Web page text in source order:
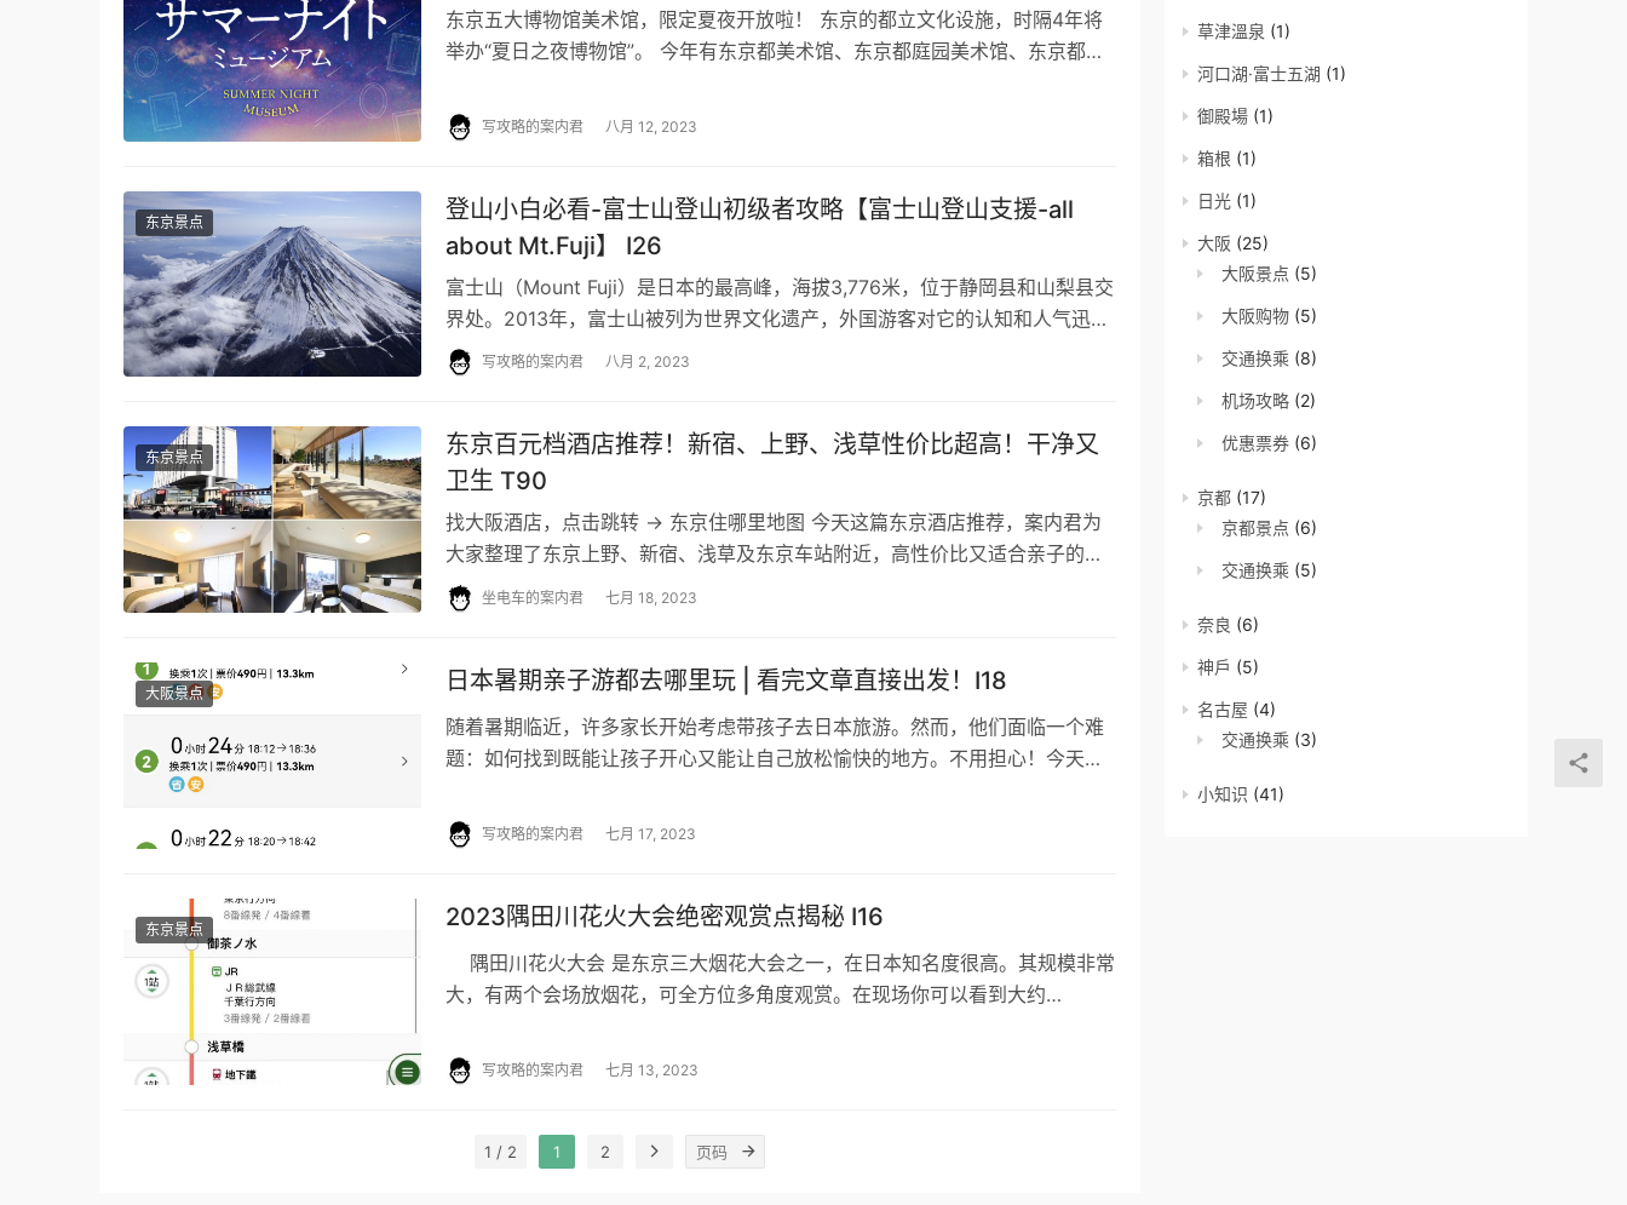
东京五大博物馆美术馆，限定夏夜开放啦！ 东京的都立文化设施，时隔4年将
举办“夏日之夜博物馆”。 今年有东京都美术馆、东京都庭园美术馆、东京都写
写攻略的案内君 八月 12, 2023
东京景点
登山小白必看-富士山登山初级者攻略【富士山登山支援-all
about Mt.Fuji】 I26
富士山（Mount Fuji）是日本的最高峰，海拔3,776米，位于静岡县和山梨县交
界处。2013年，富士山被列为世界文化遗产，外国游客对它的认知和人气迅速
增加，每年夏季都有许多外…
写攻略的案内君 八月 2, 2023
东京景点
东京百元档酒店推荐！新宿、上野、浅草性价比超高！干净又
卫生 T90
找大阪酒店，点击跳转 → 东京住哪里地图 今天这篇东京酒店推荐，案内君为
大家整理了东京上野、新宿、浅草及东京车站附近，高性价比又适合亲子的百
元酒店。 介绍酒店前，首先分享东京地铁图…
坐电车的案内君 七月 18, 2023
大阪景点 日本暑期亲子游都去哪里玩 | 看完文章直接出发！I18
随着暑期临近，许多家长开始考虑带孩子去日本旅游。然而，他们面临一个难
题：如何找到既能让孩子开心又能让自己放松愉快的地方。不用担心！今天我
写攻略的案内君 七月 17, 2023
东京景点 2023隅田川花火大会绝密观赏点揭秘 I16
隅田川花火大会 是东京三大烟花大会之一，在日本知名度很高。其规模非常
大，有两个会场放烟花，可全方位多角度观赏。在现场你可以看到大约
写攻略的案内君 七月 13, 2023
1 / 2 1 2
草津溫泉 (1)
河口湖·富士五湖 (1)
御殿場 (1)
箱根 (1)
日光 (1)
大阪 (25)
大阪景点 (5)
大阪购物 (5)
交通换乘 (8)
机场攻略 (2)
优惠票券 (6)
京都 (17)
京都景点 (6)
交通换乘 (5)
奈良 (6)
神戶 (5)
名古屋 (4)
交通换乘 (3)
小知识 (41)